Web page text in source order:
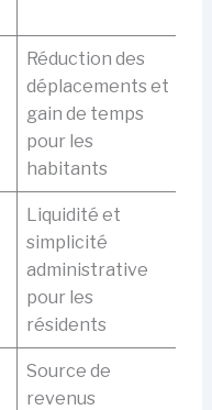
Réduction des
déplacements et
gain de temps
pour les
habitants
Liquidité et
simplicité
administrative
pour les
résidents
Source de
revenus